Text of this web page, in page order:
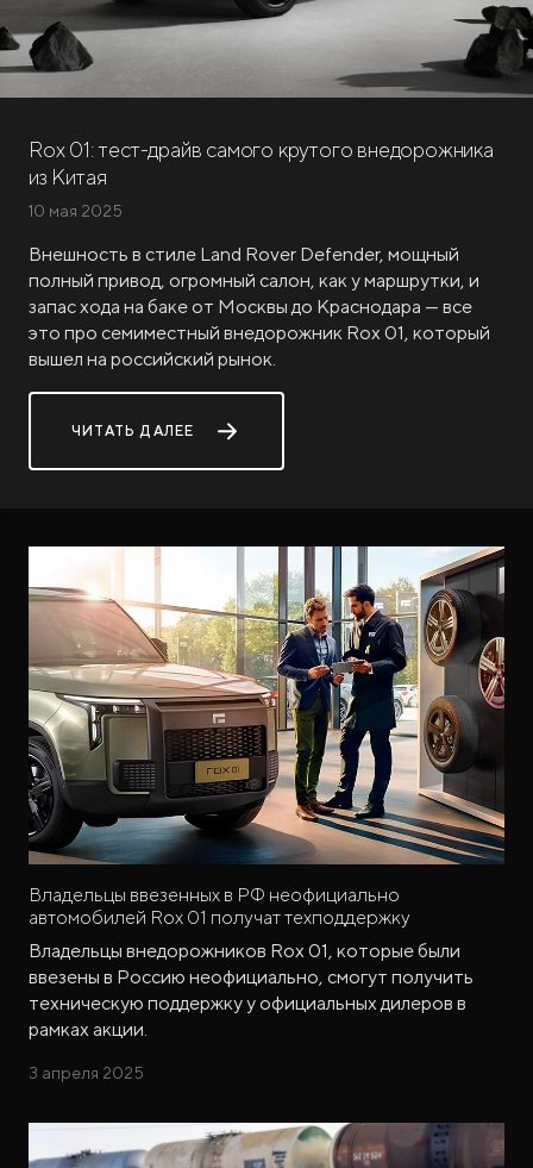
ROX ADAMAS
от 9 300 000 ₽*
Rox 01: тест-драйв самого крутого внедорожника
из Китая
10 мая 2025
Внешность в стиле Land Rover Defender, мощный
полный привод, огромный салон, как у маршрутки, и
запас хода на баке от Москвы до Краснодара — все
это про семиместный внедорожник Rox 01, который
вышел на российский рынок.
ЧИТАТЬ ДАЛЕЕ
Владельцы ввезенных в РФ неофициально
автомобилей Rox 01 получат техподдержку
Владельцы внедорожников Rox 01, которые были
ввезены в Россию неофициально, смогут получить
техническую поддержку у официальных дилеров в
рамках акции.
3 апреля 2025